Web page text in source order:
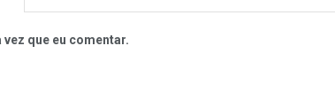
que eu comentar.